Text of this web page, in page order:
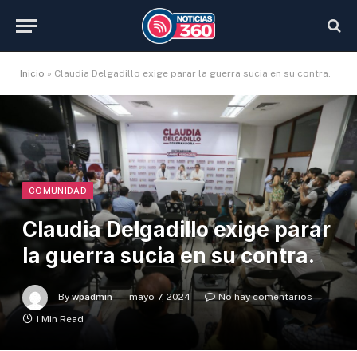
Inicio » Claudia Delgadillo exige parar la guerra sucia en su contra.
COMUNIDAD
Claudia Delgadillo exige parar
la guerra sucia en su contra.
By wpadmin mayo 7, 2024
No hay comentarios
1 Min Read